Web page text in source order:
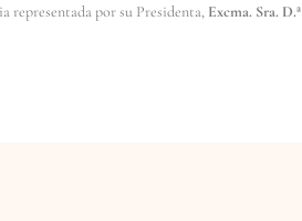
representada por su Presidenta, Excma. Sra. D.ª